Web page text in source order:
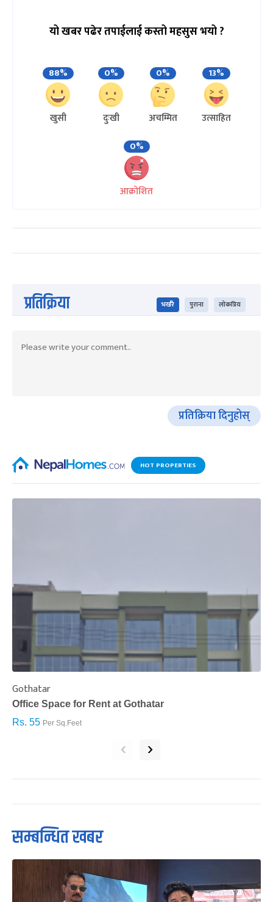
यो खबर पढेर तपाईलाई कस्तो महसुस भयो ?
88%
खुसी
0%
दुःखी
0%
अचम्मित
13%
उत्साहित
0%
आक्रोशित
प्रतिक्रिया भर्खरै पुराना लोकप्रिय
प्रतिक्रिया दिनुहोस्
HOT PROPERTIES
Gothatar
Office Space for Rent at Gothatar
Rs. 55 Per Sq.Feet
‹ ›
सम्बन्धित खबर